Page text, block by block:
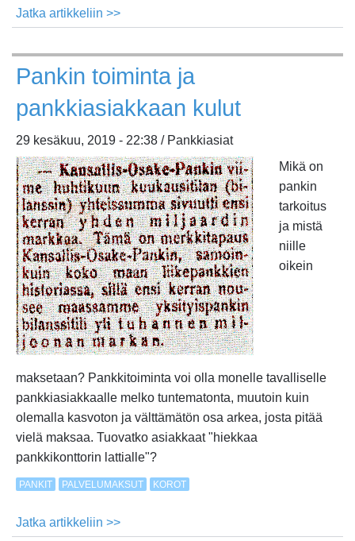
Jatka artikkeliin >>
erilaiset
korkokäsitteet?
Pankin toiminta ja
pankkiasiakkaan kulut
29 kesäkuu, 2019 - 22:38 / Pankkiasiat
Mikä on
pankin
tarkoitus
ja mistä
niille
oikein
maksetaan? Pankkitoiminta voi olla monelle tavalliselle
pankkiasiakkaalle melko tuntematonta, muutoin kuin
olemalla kasvoton ja välttämätön osa arkea, josta pitää
vielä maksaa. Tuovatko asiakkaat "hiekkaa
pankkikonttorin lattialle"?
PANKIT PALVELUMAKSUT KOROT
Jatka artikkeliin >>